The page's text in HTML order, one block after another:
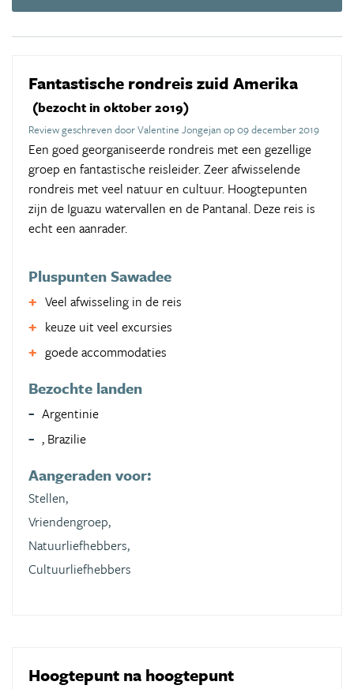
Fantastische rondreis zuid Amerika
(bezocht in oktober 2019)
Review geschreven door Valentine Jongejan op 09 december 2019
Een goed georganiseerde rondreis met een gezellige
groep en fantastische reisleider. Zeer afwisselende
rondreis met veel natuur en cultuur. Hoogtepunten
zijn de Iguazu watervallen en de Pantanal. Deze reis is
echt een aanrader.
Pluspunten Sawadee
Veel afwisseling in de reis
keuze uit veel excursies
goede accommodaties
Bezochte landen
Argentinie
, Brazilie
Aangeraden voor:
Stellen,
Vriendengroep,
Natuurliefhebbers,
Cultuurliefhebbers
Hoogtepunt na hoogtepunt